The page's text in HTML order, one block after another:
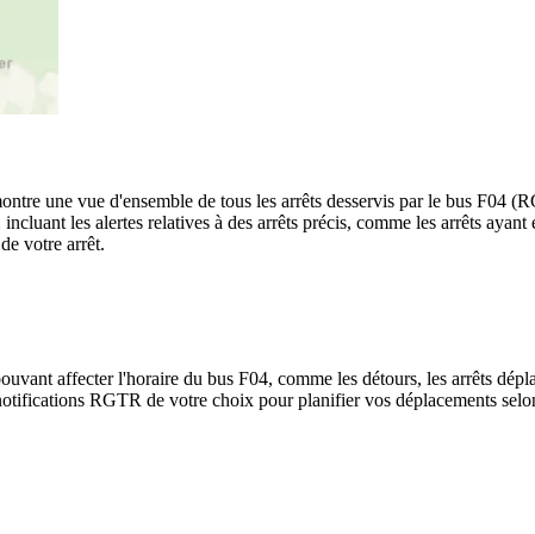
une vue d'ensemble de tous les arrêts desservis par le bus F04
les alertes relatives à des arrêts précis, comme les arrêts
votre arrêt.
affecter l'horaire du bus F04, comme les détours, les arrêts
RGTR de votre choix pour planifier vos déplacements